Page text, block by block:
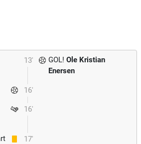
13' GOL! Ole Kristian
Enersen
16'
16'
17'